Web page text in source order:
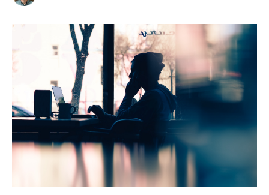
教會帶領 解經式講道與神學
福音傳講與宣教 成員制與教會紀律
團契生活與禱告
正體中文
英语
西班牙語
葡萄牙語
俄語
烏茲別克語
达里语
波斯語
羅馬尼亞語
波蘭語
越南語
意大利語
德語
韓語
土耳其語
塞爾維亞語 柬埔寨語